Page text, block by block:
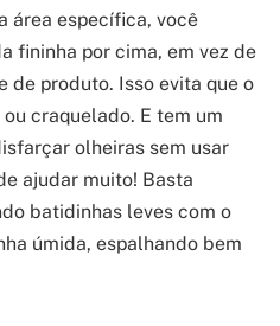
área específica, você
fininha por cima, em vez de
de produto. Isso evita que o
craquelado. E tem um
olheiras sem usar
ajudar muito! Basta
batidinhas leves com o
úmida, espalhando bem